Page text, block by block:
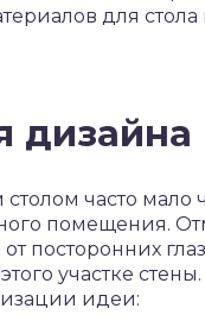
для
дизайна
часто мало
помещения.
посторонних
участке
идеи: